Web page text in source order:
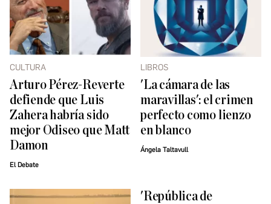
CULTURA
Arturo Pérez-Reverte
defiende que Luis
Zahera habría sido
mejor Odiseo que Matt
Damon
El Debate
LIBROS
'La cámara de las
maravillas': el crimen
perfecto como lienzo
en blanco
Ángela Taltavull
'República de